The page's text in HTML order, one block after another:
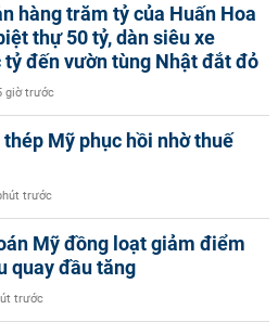
hàng trăm tỷ của Huấn Hoa
thự 50 tỷ, dàn siêu xe
tỷ đến vườn tùng Nhật đắt đỏ
giờ trước
Mỹ phục hồi nhờ thuế
trước
Mỹ đồng loạt giảm điểm
quay đầu tăng
trước